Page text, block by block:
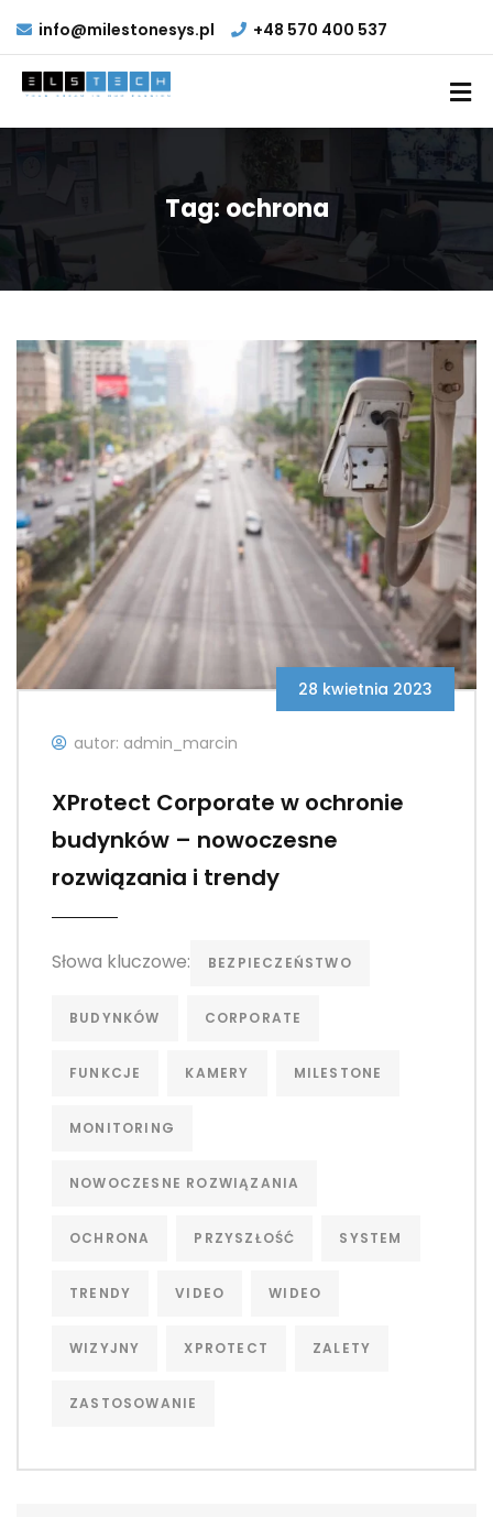
info@milestonesys.pl +48 570 400 537
Tag: ochrona
28 kwietnia 2023
autor: admin_marcin
XProtect Corporate w ochronie
budynków – nowoczesne
rozwiązania i trendy
Słowa kluczowe: BEZPIECZEŃSTWO
BUDYNKÓW CORPORATE
FUNKCJE KAMERY MILESTONE
MONITORING
NOWOCZESNE ROZWIĄZANIA
OCHRONA PRZYSZŁOŚĆ SYSTEM
TRENDY VIDEO WIDEO
WIZYJNY XPROTECT ZALETY
ZASTOSOWANIE